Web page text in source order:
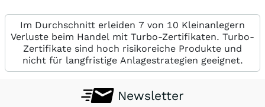
Im Durchschnitt erleiden 7 von 10 Kleinanlegern
Verluste beim Handel mit Turbo-Zertifikaten. Turbo-
Zertifikate sind hoch risikoreiche Produkte und
nicht für langfristige Anlagestrategien geeignet.
Newsletter